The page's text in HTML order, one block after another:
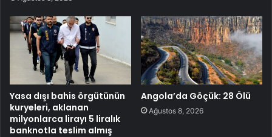
Yasa dışı bahis örgütünün
kuryeleri, aklanan
milyonlarca lirayı 5 liralık
banknotla teslim almış
Angola’da Göçük: 28 Ölü
Ağustos 8, 2026